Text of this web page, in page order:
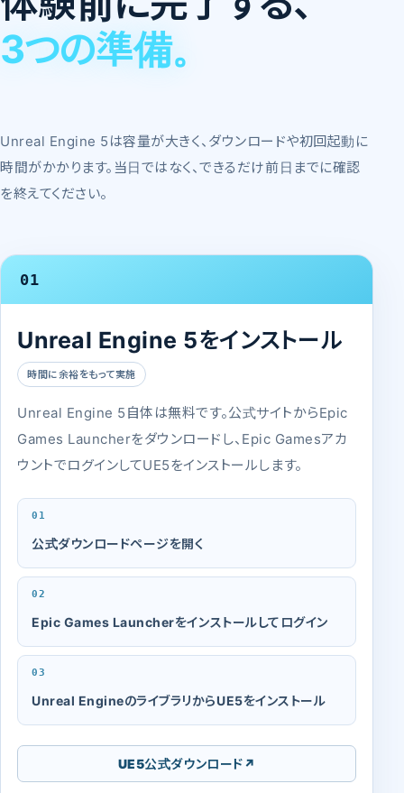
3つの準備。
Unreal Engine 5は容量が大きく、ダウンロードや初回起動に
時間がかかります。当日ではなく、できるだけ前日までに確認
を終えてください。
01
Unreal Engine 5をインストール
時間に余裕をもって実施
Unreal Engine 5自体は無料です。公式サイトからEpic
Games Launcherをダウンロードし、Epic Gamesアカ
ウントでログインしてUE5をインストールします。
公式ダウンロードページを開く
Epic Games Launcherをインストールしてログイン
Unreal EngineのライブラリからUE5をインストール
UE5公式ダウンロード